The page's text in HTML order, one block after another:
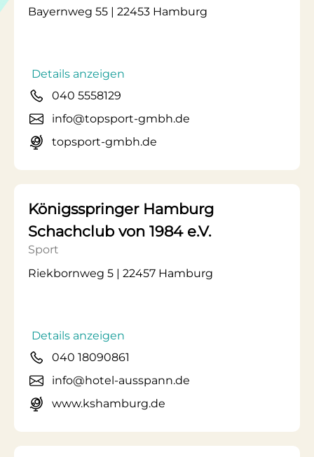
Bayernweg 55 | 22453 Hamburg
Details anzeigen
040 5558129
info@topsport-gmbh.de
topsport-gmbh.de
Königsspringer Hamburg
Schachclub von 1984 e.V.
Sport
Riekbornweg 5 | 22457 Hamburg
Details anzeigen
040 18090861
info@hotel-ausspann.de
www.kshamburg.de